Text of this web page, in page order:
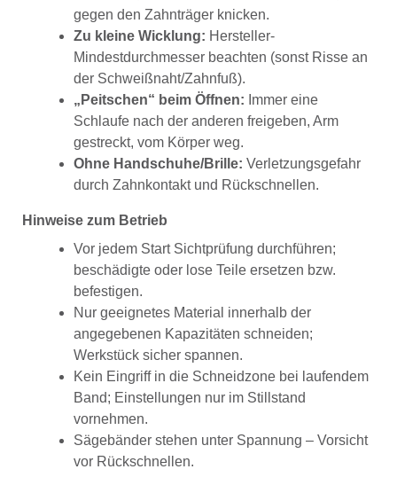
gegen den Zahnträger knicken.
Zu kleine Wicklung: Hersteller-
Mindestdurchmesser beachten (sonst Risse an
der Schweißnaht/Zahnfuß).
„Peitschen“ beim Öffnen: Immer eine
Schlaufe nach der anderen freigeben, Arm
gestreckt, vom Körper weg.
Ohne Handschuhe/Brille: Verletzungsgefahr
durch Zahnkontakt und Rückschnellen.
Hinweise zum Betrieb
Vor jedem Start Sichtprüfung durchführen;
beschädigte oder lose Teile ersetzen bzw.
befestigen.
Nur geeignetes Material innerhalb der
angegebenen Kapazitäten schneiden;
Werkstück sicher spannen.
Kein Eingriff in die Schneidzone bei laufendem
Band; Einstellungen nur im Stillstand
vornehmen.
Sägebänder stehen unter Spannung – Vorsicht
vor Rückschnellen.